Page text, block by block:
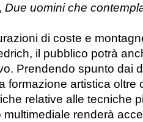
Due uomini che
di coste e
il pubblico potrà
Prendendo spunto dai
formazione artistica oltre
relative alle tecniche
renderà